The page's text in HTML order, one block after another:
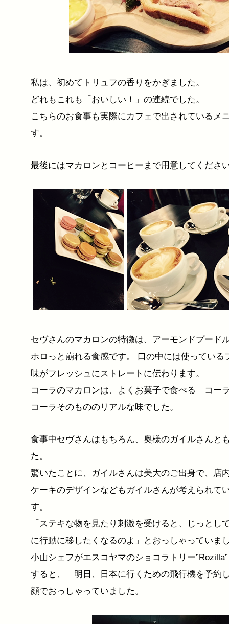
私は、初めてトリュフの香りをかぎました。
どれもこれも「おいしい！」の連続でした。
こちらのお食事も実際にカフェで出されているメ
す。
最後にはマカロンとコーヒーまで用意してくださ
セヴさんのマカロンの特徴は、アーモンドプード
ホロっと崩れる食感です。 口の中には使っている
味がフレッシュにストレートに伝わります。
コーラのマカロンは、よくお菓子で食べる「コー
コーラそのもののリアルな味でした。
食事中セヴさんはもちろん、奥様のガイルさんと
た。
驚いたことに、ガイルさんは美大のご出身で、店
ケーキのデザインなどもガイルさんが考えられて
す。
「ステキな物を見たり刺激を受けると、じっとし
に行動に移したくなるのよ」とおっしゃっていま
小山シェフがエスコヤマのショコラトリー
すると、「明日、日本に行くための飛行機を予約
顔でおっしゃっていました。